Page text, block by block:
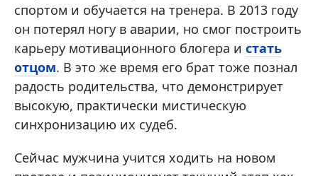
спортом и обучается на тренера. В 2013 году
он потерял ногу в аварии, но смог построить
карьеру мотивационного блогера и стать
отцом. В это же время его брат тоже познал
радость родительства, что демонстрирует
высокую, практически мистическую
синхронизацию их судеб.
Сейчас мужчина учится ходить на новом